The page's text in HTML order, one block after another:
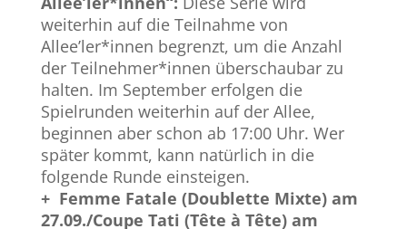
weiterhin auf die Teilnahme von
Allee’ler*innen begrenzt, um die Anzahl
der Teilnehmer*innen überschaubar zu
halten. Im September erfolgen die
Spielrunden weiterhin auf der Allee,
beginnen aber schon ab 17:00 Uhr. Wer
später kommt, kann natürlich in die
folgende Runde einsteigen.
+ Femme Fatale (Doublette Mixte) am
27.09./Coupe Tati (Tête à Tête) am